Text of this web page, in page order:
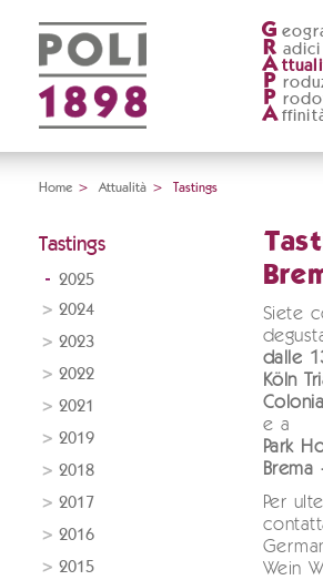
G
R adici
A
P
P
A
Home > Attualità > Tastings
Tastings
2025
2024
2023
2022
2021
2019
2018
2017
2016
2015
Siete
dalle
Köln
e a
Park
Per
Wein